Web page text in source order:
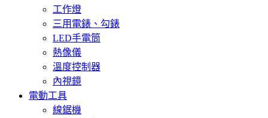
工作燈
三用電錶、勾錶
LED手電筒
熱像儀
溫度控制器
內視鏡
電動工具
線鋸機